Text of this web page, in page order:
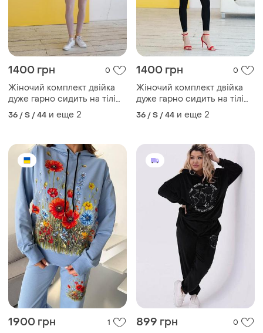
1400 грн 0
Жіночий комплект двійка
дуже гарно сидить на тілі
стильно виглядає якісний
36 / S / 44 и еще 2
1400 грн 0
Жіночий комплект двійка
дуже гарно сидить на тілі
стильно виглядає якісний
36 / S / 44 и еще 2
1900 грн 1 899 грн 0